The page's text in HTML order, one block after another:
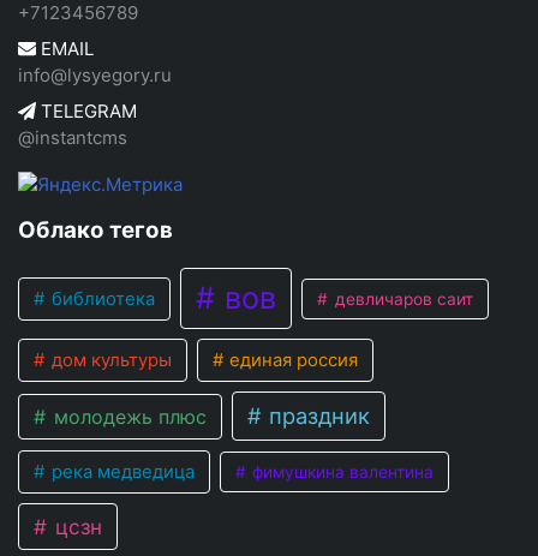
+7123456789
EMAIL
info@lysyegory.ru
TELEGRAM
@instantcms
Облако тегов
библиотека вов девличаров саит
дом культуры единая россия
молодежь плюс праздник
река медведица фимушкина валентина
цсзн